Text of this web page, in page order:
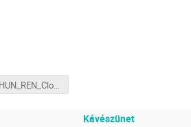
03_HUN_REN_Cloud_Hasznalat_FA.pdf
Kávészünet